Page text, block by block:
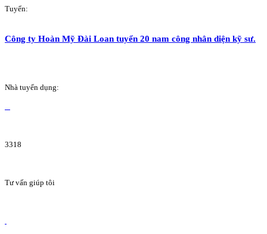
Tuyển:
Công ty Hoàn Mỹ Đài Loan tuyển 20 nam công nhân diện kỹ sư.
Nhà tuyển dụng:
3318
Tư vấn giúp tôi